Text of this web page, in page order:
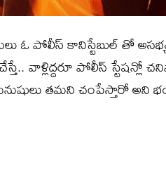
ఓ పోలీస్ కానిస్టేబుల్ తో
వాళ్లిద్దరూ పోలీస్
తమని చంపేస్తారో అని